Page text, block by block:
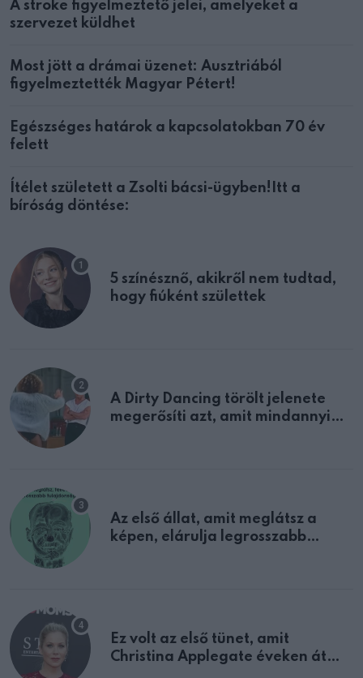
A stroke figyelmeztető jelei, amelyeket a
szervezet küldhet
Most jött a drámai üzenet: Ausztriából
figyelmeztették Magyar Pétert!
Egészséges határok a kapcsolatokban 70 év
felett
Ítélet született a Zsolti bácsi-ügyben!Itt a
bíróság döntése:
5 színésznő, akikről nem tudtad,
hogy fiúként születtek
A Dirty Dancing törölt jelenete
megerősíti azt, amit mindannyian
Az első állat, amit meglátsz a
képen, elárulja legrosszabb
Ez volt az első tünet, amit
Christina Applegate éveken át